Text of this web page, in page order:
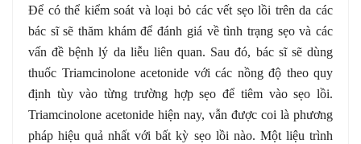
Để có thể kiểm soát và loại bỏ các vết sẹo lồi trên da các
bác sĩ sẽ thăm khám để đánh giá về tình trạng sẹo và các
vấn đề bệnh lý da liễu liên quan. Sau đó, bác sĩ sẽ dùng
thuốc Triamcinolone acetonide với các nồng độ theo quy
định tùy vào từng trường hợp sẹo để tiêm vào sẹo lồi.
Triamcinolone acetonide hiện nay, vẫn được coi là phương
pháp hiệu quả nhất với bất kỳ sẹo lồi nào. Một liệu trình